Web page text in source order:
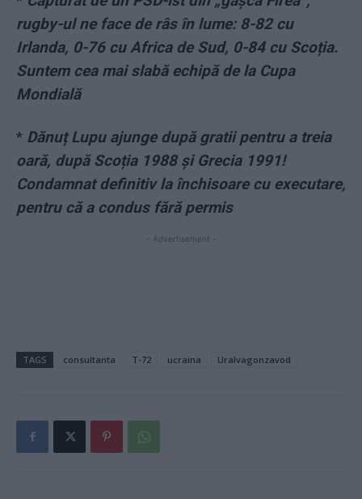
rugby-ul ne face de râs în lume: 8-82 cu
Irlanda, 0-76 cu Africa de Sud, 0-84 cu Scoția.
Suntem cea mai slabă echipă de la Cupa
Mondială
* Dănuț Lupu ajunge după gratii pentru a treia
oară, după Scoția 1988 și Grecia 1991!
Condamnat definitiv la închisoare cu executare,
pentru că a condus fără permis
- Advertisement -
TAGS consultanta T-72 ucraina Uralvagonzavod